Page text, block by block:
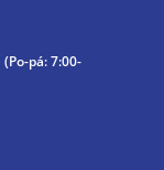
(Po-pá: 7:00-